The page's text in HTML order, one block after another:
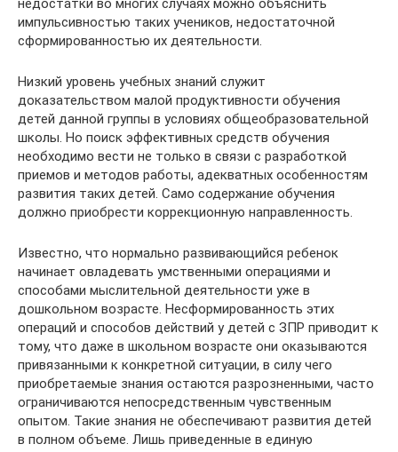
импульсивностью таких учеников, недостаточной
сформированностью их деятельности.
Низкий уровень учебных знаний служит
доказательством малой продуктивности обучения
детей данной группы в условиях общеобразовательной
школы. Но поиск эффективных средств обучения
необходимо вести не только в связи с разработкой
приемов и методов работы, адекватных особенностям
развития таких детей. Само содержание обучения
должно приобрести коррекционную направленность.
Известно, что нормально развивающийся ребенок
начинает овладевать умственными операциями и
способами мыслительной деятельности уже в
дошкольном возрасте. Несформированность этих
операций и способов действий у детей с ЗПР приводит к
тому, что даже в школьном возрасте они оказываются
привязанными к конкретной ситуации, в силу чего
приобретаемые знания остаются разрозненными, часто
ограничиваются непосредственным чувственным
опытом. Такие знания не обеспечивают развития детей
в полном объеме. Лишь приведенные в единую